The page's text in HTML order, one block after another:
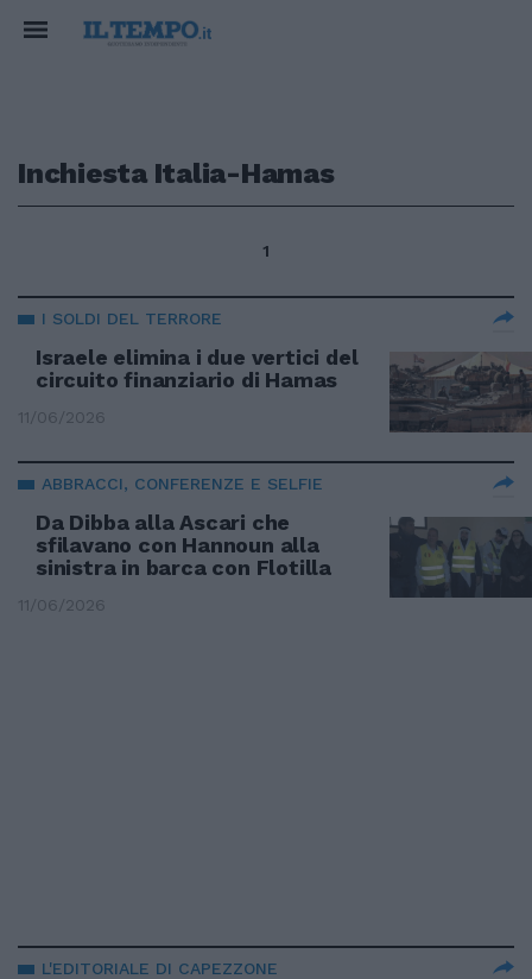
Inchiesta Italia-Hamas
1
I SOLDI DEL TERRORE
Israele elimina i due vertici del
circuito finanziario di Hamas
11/06/2026
ABBRACCI, CONFERENZE E SELFIE
Da Dibba alla Ascari che
sfilavano con Hannoun alla
sinistra in barca con Flotilla
11/06/2026
L'EDITORIALE DI CAPEZZONE